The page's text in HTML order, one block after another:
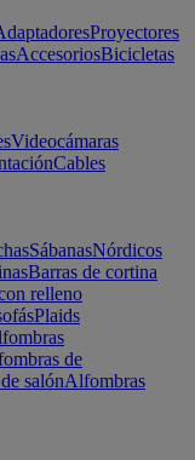
Proyectores
AccesoriosBicicletas
Videocámaras
Cables
SábanasNórdicos
Barras de cortina
relleno
Plaids
de
salónAlfombras